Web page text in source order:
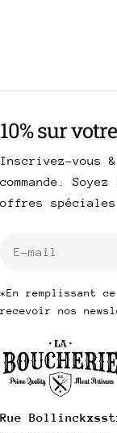
Rue
10% sur
Inscrivez-vous
commande.
offres
*En remplissant
recevoir nos